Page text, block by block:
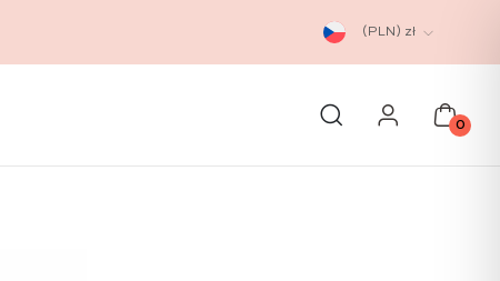
(PLN) zł
0